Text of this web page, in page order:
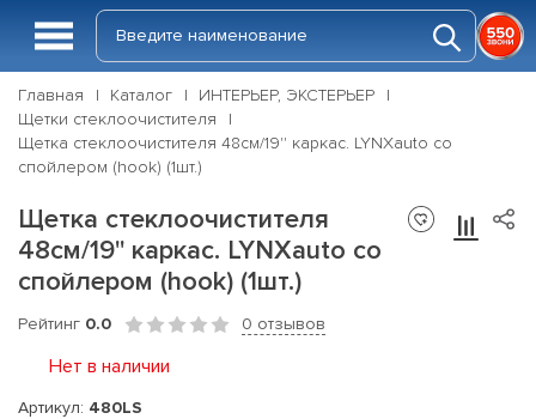
Главная Каталог
ИНТЕРЬЕР, ЭКСТЕРЬЕР
Щетки стеклоочистителя
Щетка стеклоочистителя 48см/19'' каркас. LYNXauto со
спойлером (hook) (1шт.)
Щетка стеклоочистителя
48см/19'' каркас. LYNXauto со
спойлером (hook) (1шт.)
Рейтинг 0.0 0 отзывов
Нет в наличии
Артикул: 480LS